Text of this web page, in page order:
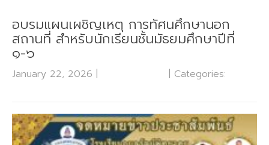
อบรมแผนเผชิญเหตุ การทัศนศึกษานอก
สถานที่ สำหรับนักเรียนชั้นมัธยมศึกษาปีที่
๑-๖
January 22, 2026 | | Categories: